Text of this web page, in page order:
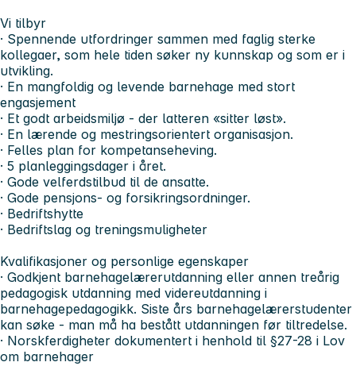
Vi tilbyr
· Spennende utfordringer sammen med faglig sterke
kollegaer, som hele tiden søker ny kunnskap og som er i
utvikling.
· En mangfoldig og levende barnehage med stort
engasjement
· Et godt arbeidsmiljø - der latteren «sitter løst».
· En lærende og mestringsorientert organisasjon.
· Felles plan for kompetanseheving.
· 5 planleggingsdager i året.
· Gode velferdstilbud til de ansatte.
· Gode pensjons- og forsikringsordninger.
· Bedriftshytte
· Bedriftslag og treningsmuligheter
Kvalifikasjoner og personlige egenskaper
· Godkjent barnehagelærerutdanning eller annen treårig
pedagogisk utdanning med videreutdanning i
barnehagepedagogikk. Siste års barnehagelærerstudenter
kan søke - man må ha bestått utdanningen før tiltredelse.
· Norskferdigheter dokumentert i henhold til §27-28 i Lov
om barnehager